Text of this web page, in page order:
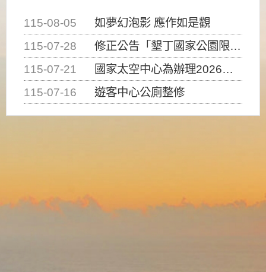
115-08-05
如夢幻泡影 應作如是觀
115-07-28
修正公告「墾丁國家公園限制水域遊憩活動之種類、範圍、時間及行為」，自即日生效。
115-07-21
國家太空中心為辦理2026台灣盃火箭競賽，陸、海、空域警戒及協調相關事宜，因颱風備案事宜
115-07-16
遊客中心公廁整修